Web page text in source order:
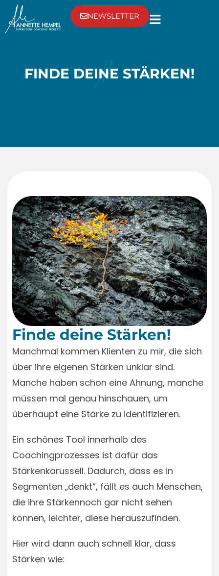
NEWSLETTER
FINDE DEINE STÄRKEN!
Finde deine Stärken!
Manchmal kommen Klienten zu mir, die sich
über ihre eigenen Stärken unklar sind.
Manche haben schon eine Ahnung, manche
müssen mal genau hinschauen, um
überhaupt eine Stärke zu identifizieren.
Ein schönes Tool innerhalb des
Coachingprozesses ist dafür das
Stärkenkarussell. Dadurch, dass es in
Segmenten „denkt“, fällt es auch Menschen,
die ihre Stärkennoch gar nicht sehen
können, leichter, diese herauszufinden.
Hier wird dann auch schnell klar, dass
Stärken wie: